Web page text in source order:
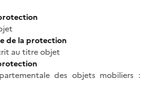
de la protection
au titre objet
des objets mobiliers :